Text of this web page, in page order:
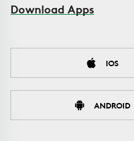
Download Apps
IOS
ANDROID